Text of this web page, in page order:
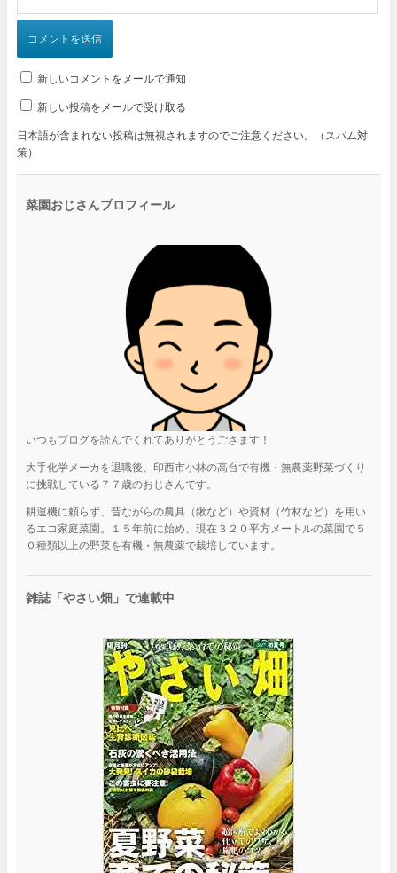
新しいコメントをメールで通知
新しい投稿をメールで受け取る
日本語が含まれない投稿は無視されますのでご注意ください。（スパム対
策）
菜園おじさんプロフィール
いつもブログを読んでくれてありがとうござます！
大手化学メーカを退職後、印西市小林の高台で有機・無農薬野菜づくり
に挑戦している７７歳のおじさんです。
耕運機に頼らず、昔ながらの農具（鍬など）や資材（竹材など）を用い
るエコ家庭菜園。１５年前に始め、現在３２０平方メートルの菜園で５
０種類以上の野菜を有機・無農薬で栽培しています。
雑誌「やさい畑」で連載中